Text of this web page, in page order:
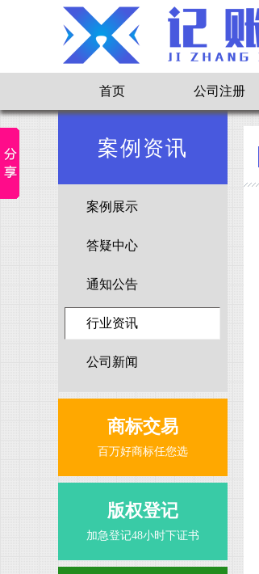
首页 公司注册
案例资讯
案例展示
答疑中心
通知公告
行业资讯
公司新闻
商标交易
百万好商标任您选
版权登记
加急登记48小时下证书